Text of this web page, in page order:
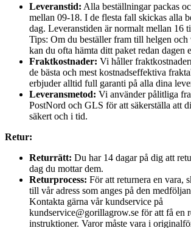
Leveranstid: Alla beställningar packas
mellan 09-18. I de flesta fall skickas alla
dag. Leveranstiden är normalt mellan 16
Tips: Om du beställer fram till helgen
kan du ofta hämta ditt paket redan dagen
Fraktkostnader: Vi håller
de bästa och mest kostnadseffektiva
erbjuder alltid full garanti på alla dina
Leveransmetod: Vi använder pålitliga
PostNord och GLS för att säkerställa att
säkert och i tid.
Retur:
Returrätt: Du har 14 dagar på dig att
dag du mottar dem.
Returprocess: För att returnera en vara,
till vår adress som anges på den
Kontakta gärna vår kundservice på
kundservice@gorillagrow.se för att få en
instruktioner. Varor måste vara i